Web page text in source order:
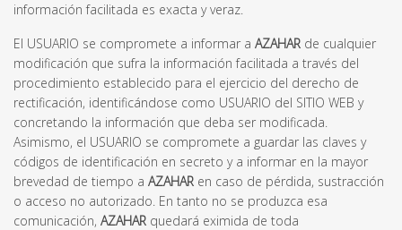
información facilitada es exacta y veraz.
El USUARIO se compromete a informar a AZAHAR de cualquier
modificación que sufra la información facilitada a través del
procedimiento establecido para el ejercicio del derecho de
rectificación, identificándose como USUARIO del SITIO WEB y
concretando la información que deba ser modificada.
Asimismo, el USUARIO se compromete a guardar las claves y
códigos de identificación en secreto y a informar en la mayor
brevedad de tiempo a AZAHAR en caso de pérdida, sustracción
o acceso no autorizado. En tanto no se produzca esa
comunicación, AZAHAR quedará eximida de toda